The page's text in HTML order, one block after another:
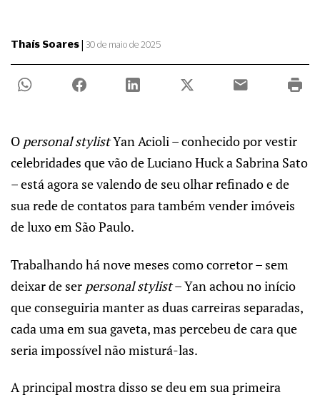
Thaís Soares| 30 de maio de 2025
O personal stylistYan Acioli – conhecido por vestir
celebridades que vão de Luciano Huck a Sabrina Sato
– está agora se valendo de seu olhar refinado e de
sua rede de contatos para também vender imóveis
de luxo em São Paulo.
Trabalhando há nove meses como corretor – sem
deixar de ser personal stylist– Yan achou no início
que conseguiria manter as duas carreiras separadas,
cada uma em sua gaveta, mas percebeu de cara que
seria impossível não misturá-las.
A principal mostra disso se deu em sua primeira